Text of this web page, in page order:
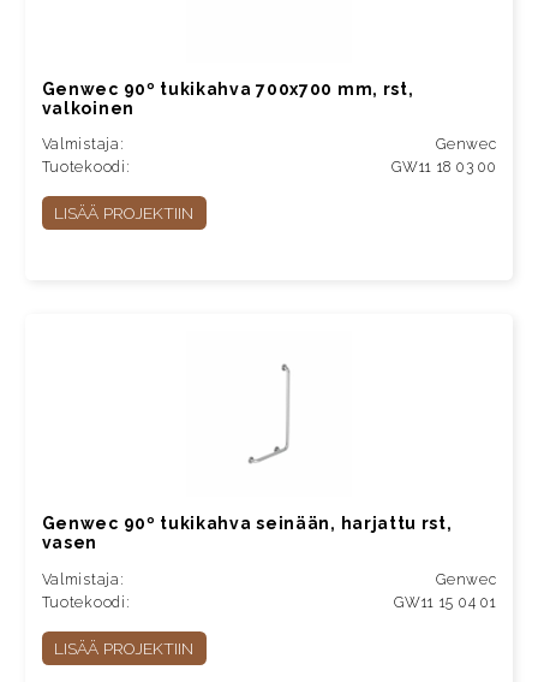
Genwec 90º tukikahva 700x700 mm, rst,
valkoinen
Valmistaja:
Genwec
Tuotekoodi:
GW11 18 03 00
LISÄÄ PROJEKTIIN
Genwec 90º tukikahva seinään, harjattu rst,
vasen
Valmistaja:
Genwec
Tuotekoodi:
GW11 15 04 01
LISÄÄ PROJEKTIIN